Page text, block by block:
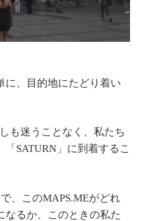
に、目的地にたどり着い
も迷うことなく、私たち
SATURN」に到着するこ
、このMAPS.MEがどれ
なるか、このときの私た